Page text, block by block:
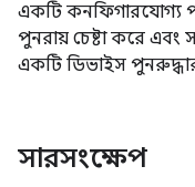
একটি কনফিগারযোগ্য
পুনরায় চেষ্টা করে এবং
একটি ডিভাইস
সারসংক্ষেপ